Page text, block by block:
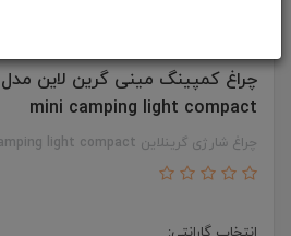
mini camping light compact
چراغ شارژی گرینلاین mini camping light compact